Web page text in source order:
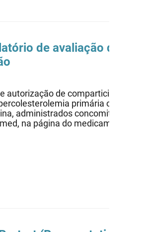
de avaliação de
de comparticipação
primária ou
administrados
na página do medicamento,